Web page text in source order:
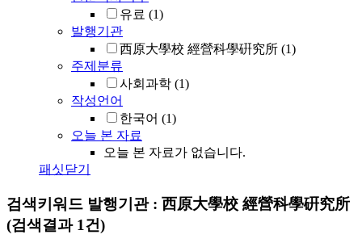
유료 (1)
발행기관
西原大學校 經營科學硏究所 (1)
주제분류
사회과학 (1)
작성언어
한국어 (1)
오늘 본 자료
오늘 본 자료가 없습니다.
패싯닫기
검색키워드 발행기관 : 西原大學校 經營科學硏究所
(검색결과 1건)